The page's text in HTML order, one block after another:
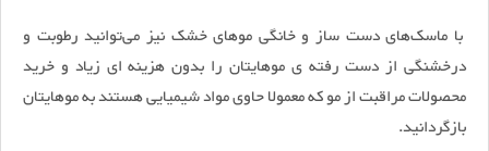
با ماسک‌های دست ساز و خانگی موهای خشک نیز می‌توانید رطوبت و
درخشنگی از دست رفته ی موهایتان را بدون هزینه ای زیاد و خرید
محصولات مراقبت از مو که معمولا حاوی مواد شیمیایی هستند به موهایتان
بازگردانید.